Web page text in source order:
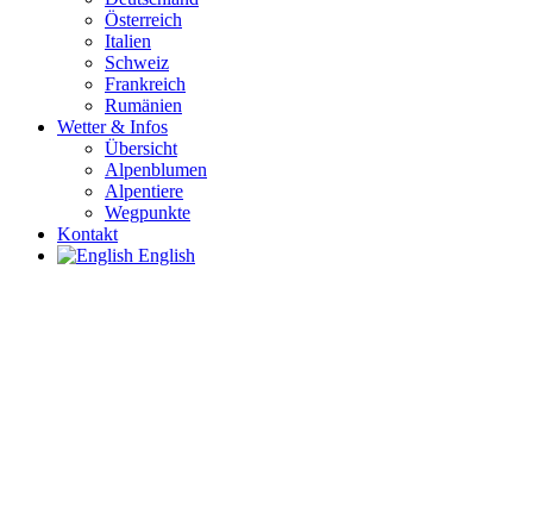
Österreich
Italien
Schweiz
Frankreich
Rumänien
Wetter & Infos
Übersicht
Alpenblumen
Alpentiere
Wegpunkte
Kontakt
English